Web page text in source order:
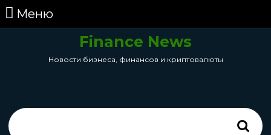
перейти
МенюМеню
Finance News
Новости бизнеса, финансов и криптовалюты